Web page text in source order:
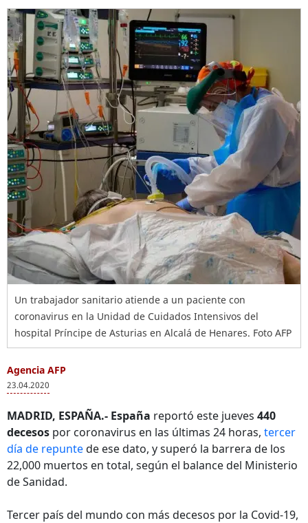
Un trabajador sanitario atiende a un paciente con
coronavirus en la Unidad de Cuidados Intensivos del
hospital Príncipe de Asturias en Alcalá de Henares. Foto AFP
Agencia AFP
23.04.2020
MADRID, ESPAÑA.- España reportó este jueves 440
decesos por coronavirus en las últimas 24 horas, tercer
día de repuntede ese dato, y superó la barrera de los
22,000 muertos en total, según el balance del Ministerio
de Sanidad.
Tercer país del mundo con más decesos por la Covid-19,